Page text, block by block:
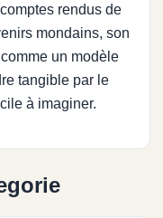
rendus de
mondains, son
un modèle
tangible par le
à imaginer.